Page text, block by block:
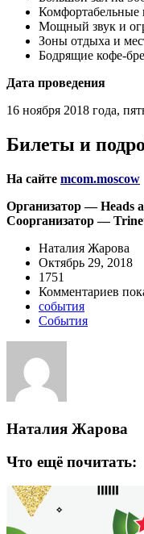
Комфортабельные
Мощный звук и
Зоны отдыха и
Бодрящие кофе-
Дата проведения
16 ноября 2018 года,
Билеты и
На сайте mcom.moscow
Организатор — Heads
Соорганизатор —
Наталия Жарова
Октябрь 29, 2018
1751
Комментариев
события
События
Наталия Жарова
Что ещё почитать: